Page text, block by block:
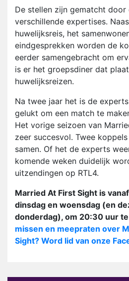
De stellen zijn gematcht door
verschillende expertises.
huwelijksreis, het
eindgesprekken worden de
eerder samengebracht om
is er het groepsdiner dat
huwelijksreizen.
Na twee jaar het is de
gelukt om een match te
Het vorige seizoen van
zeer succesvol. Twee
samen. Of het de experts
komende weken duidelijk
uitzendingen op RTL4.
Married At First Sight is
dinsdag en woensdag (en
donderdag), om 20:30 uur
missen en meepraten over
Sight? Word lid van onze